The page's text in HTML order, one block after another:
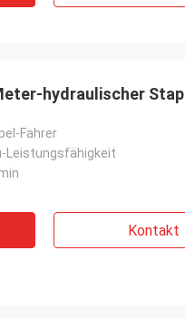
hydraulischer
Fahrer
Leistungsfähigkeit
Kontakt